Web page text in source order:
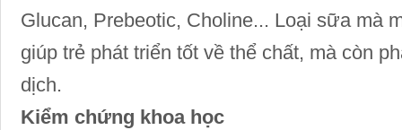
Glucan, Prebeotic, Choline... Loại sữa mà
giúp trẻ phát triển tốt về thể chất, mà còn
dịch.
Kiểm chứng khoa học